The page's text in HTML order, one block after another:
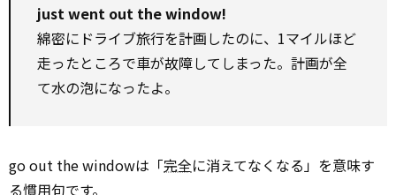
just went out the window!
綿密にドライブ旅行を計画したのに、1マイルほど
走ったところで車が故障してしまった。計画が全
て水の泡になったよ。
go out the windowは「完全に消えてなくなる」を意味す
る慣用句です。